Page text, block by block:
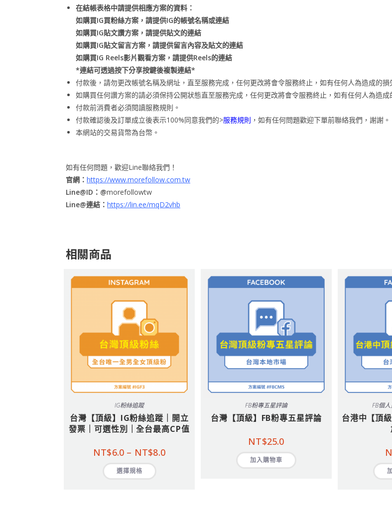
在結帳表格中請提供相應方案的資料：
如購買IG買粉絲方案，請提供IG的帳號名稱或連結
如購買IG貼文讚方案，請提供貼文的連結
如購買IG貼文留言方案，請提供留言內容及貼文的連結
如購買IG Reels影片觀看方案，請提供Reels的連結
*連結可透過按下分享按鍵後複製連結*
付款後，請勿更改帳號名稱及網址，直至服務完成，任何更改將會令服務終止，如有任何人為造成的損
如購買任何讚方案的請必須保持公開狀態直至服務完成，任何更改將會令服務終止，如有任何人為造成
付款前消費者必須閱讀服務規則。
付款確認後及訂單成立後表示100%同意我們的>服務規則 ，如有任何問題歡迎下單前聯絡我們，謝謝。
本網站的交易貨幣為台幣。
如有任何問題，歡迎Line聯絡我們！
官網： https://www.morefollow.com.tw
Line@ID：@morefollowtw
Line@連結： https://lin.ee/mqD2vhb
相關商品
IG粉絲追蹤
台灣【頂級】IG粉絲追蹤｜開立
發票｜可選性別｜全台最高CP值
NT$6.0 – NT$8.0
選擇規格
FB粉專五星評論
台灣【頂級】FB粉專五星評論
NT$25.0
加入購物車
FB個
台港中【頂